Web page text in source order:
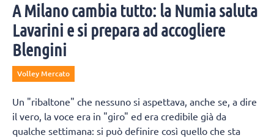
A Milano cambia tutto: la Numia saluta
Lavarini e si prepara ad accogliere
Blengini
Volley Mercato
Un "ribaltone" che nessuno si aspettava, anche se, a dire
il vero, la voce era in "giro" ed era credibile già da
qualche settimana: si può definire così quello che sta